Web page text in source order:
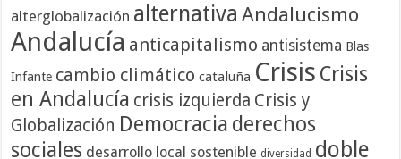
alterglobalización alternativa Andalucismo
Andalucía anticapitalismo antisistema Blas
Infante cambio climático cataluña Crisis Crisis
en Andalucía crisis izquierda Crisis y
Globalización Democracia derechos
sociales desarrollo local sostenible diversidad doble